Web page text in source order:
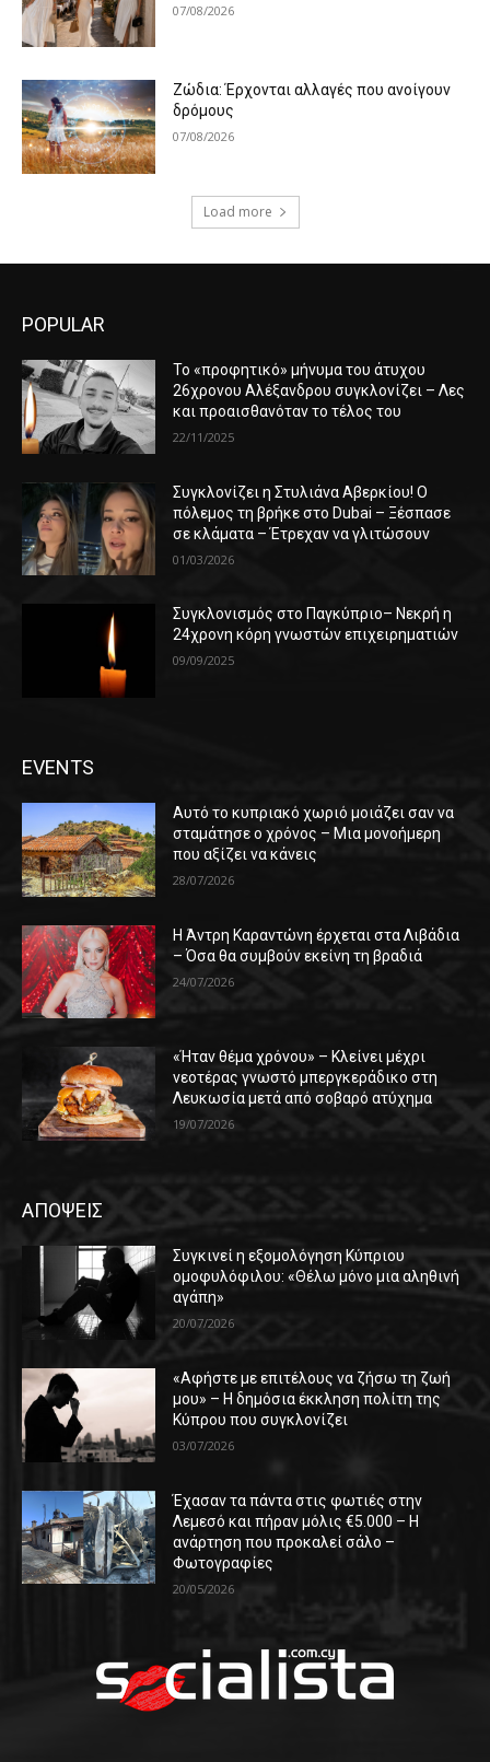
07/08/2026
Ζώδια: Έρχονται αλλαγές που ανοίγουν
δρόμους
07/08/2026
Load more
POPULAR
Το «προφητικό» μήνυμα του άτυχου
26χρονου Αλέξανδρου συγκλονίζει – Λες
και προαισθανόταν το τέλος του
22/11/2025
Συγκλονίζει η Στυλιάνα Αβερκίου! Ο
πόλεμος τη βρήκε στο Dubai – Ξέσπασε
σε κλάματα – Έτρεχαν να γλιτώσουν
01/03/2026
Συγκλονισμός στο Παγκύπριο– Νεκρή η
24χρονη κόρη γνωστών επιχειρηματιών
09/09/2025
EVENTS
Αυτό το κυπριακό χωριό μοιάζει σαν να
σταμάτησε ο χρόνος – Μια μονοήμερη
που αξίζει να κάνεις
28/07/2026
Η Άντρη Καραντώνη έρχεται στα Λιβάδια
– Όσα θα συμβούν εκείνη τη βραδιά
24/07/2026
«Ήταν θέμα χρόνου» – Κλείνει μέχρι
νεοτέρας γνωστό μπεργκεράδικο στη
Λευκωσία μετά από σοβαρό ατύχημα
19/07/2026
ΑΠΟΨΕΙΣ
Συγκινεί η εξομολόγηση Κύπριου
ομοφυλόφιλου: «Θέλω μόνο μια αληθινή
αγάπη»
20/07/2026
«Αφήστε με επιτέλους να ζήσω τη ζωή
μου» – Η δημόσια έκκληση πολίτη της
Κύπρου που συγκλονίζει
03/07/2026
Έχασαν τα πάντα στις φωτιές στην
Λεμεσό και πήραν μόλις €5.000 – Η
ανάρτηση που προκαλεί σάλο –
Φωτογραφίες
20/05/2026